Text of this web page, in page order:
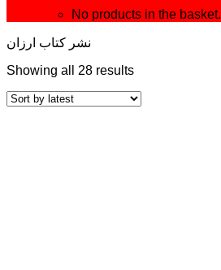
No products in the basket.
نشر کتاب ارزان
Showing all 28 results